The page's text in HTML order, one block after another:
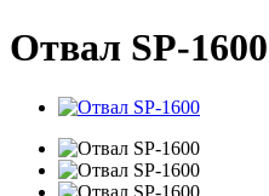
Отвал SP-1600